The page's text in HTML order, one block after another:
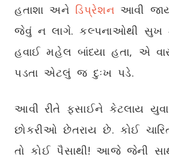
હતાશા અને ડિપ્રેશન આવી
જેવું ન લાગે. કલ્પનાઓથી સુખ
હવાઈ મહેલ બાંધ્યા હતા, એ
પડતા એટલું જ દુઃખ પડે.
આવી રીતે ફસાઈને કેટલાય
છોકરીઓ છેતરાય છે. કોઈ
તો કોઈ પૈસાથી! આજે જેની